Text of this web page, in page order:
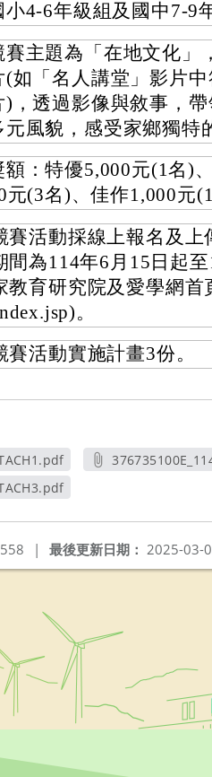
小4-6年級組及國中7-9
賽主題為「在地文化」
(如「名人講堂」影片
)，透過影像與敘事，
元風貌，感受家鄉獨特
額：特優5,000元(1名)
元(3名)、佳作1,000元
賽活動採線上報名及
間為114年6月15日起
教育研究院及愛學網首
。
賽活動實施計畫3份。
最後更新日期： 2025-03-
558 |